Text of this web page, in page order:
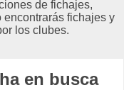
de fichajes,
encontrarás fichajes y
los clubes.
en busca